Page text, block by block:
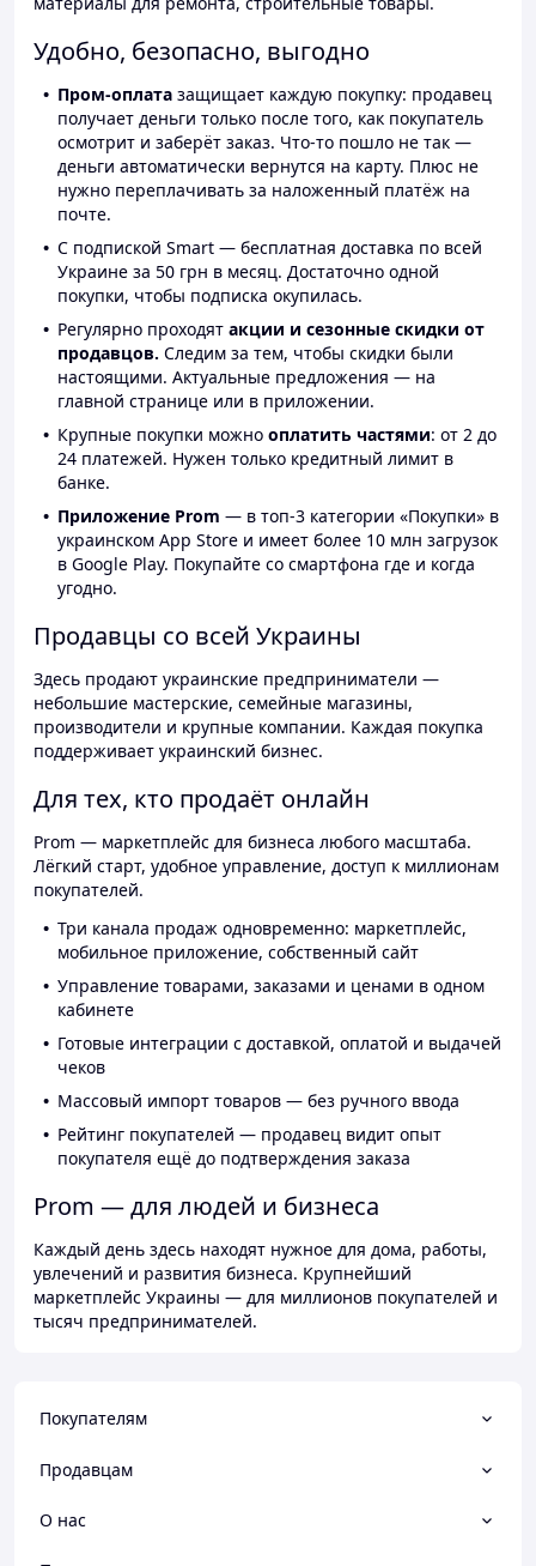
Удобно, безопасно, выгодно
Пром-оплата защищает каждую покупку: продавец
получает деньги только после того, как покупатель
осмотрит и заберёт заказ. Что-то пошло не так —
деньги автоматически вернутся на карту. Плюс не
нужно переплачивать за наложенный платёж на
почте.
С подпиской Smart — бесплатная доставка по всей
Украине за 50 грн в месяц. Достаточно одной
покупки, чтобы подписка окупилась.
Регулярно проходят акции и сезонные скидки от
продавцов. Следим за тем, чтобы скидки были
настоящими. Актуальные предложения — на
главной странице или в приложении.
Крупные покупки можно оплатить частями: от 2 до
24 платежей. Нужен только кредитный лимит в
банке.
Приложение Prom — в топ-3 категории «Покупки» в
украинском App Store и имеет более 10 млн загрузок
в Google Play. Покупайте со смартфона где и когда
угодно.
Продавцы со всей Украины
Здесь продают украинские предприниматели —
небольшие мастерские, семейные магазины,
производители и крупные компании. Каждая покупка
поддерживает украинский бизнес.
Для тех, кто продаёт онлайн
Prom — маркетплейс для бизнеса любого масштаба.
Лёгкий старт, удобное управление, доступ к миллионам
покупателей.
Три канала продаж одновременно: маркетплейс,
мобильное приложение, собственный сайт
Управление товарами, заказами и ценами в одном
кабинете
Готовые интеграции с доставкой, оплатой и выдачей
чеков
Массовый импорт товаров — без ручного ввода
Рейтинг покупателей — продавец видит опыт
покупателя ещё до подтверждения заказа
Prom — для людей и бизнеса
Каждый день здесь находят нужное для дома, работы,
увлечений и развития бизнеса. Крупнейший
маркетплейс Украины — для миллионов покупателей и
тысяч предпринимателей.
Покупателям
Продавцам
О нас